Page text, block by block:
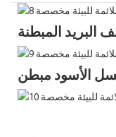
المبطنة